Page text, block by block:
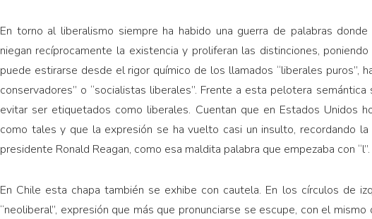
En torno al liberalismo siempre ha habido una guerra de palabras
niegan recíprocamente la existencia y proliferan las distinciones,
puede estirarse desde el rigor químico de los llamados “liberales puros”,
conservadores” o “socialistas liberales”. Frente a esta pelotera
evitar ser etiquetados como liberales. Cuentan que en Estados Unidos
como tales y que la expresión se ha vuelto casi un insulto, recordando
presidente Ronald Reagan, como esa maldita palabra que empezaba con “l”.
En Chile esta chapa también se exhibe con cautela. En los círculos de
“neoliberal”, expresión que más que pronunciarse se escupe, con el